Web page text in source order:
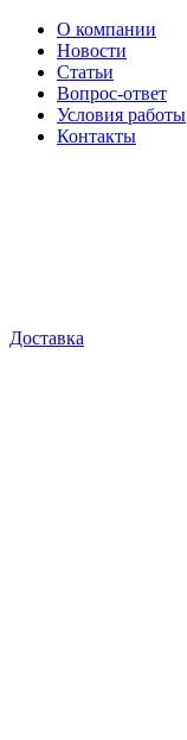
О компании
Новости
Статьи
Вопрос-ответ
Условия работы
Контакты
Доставка